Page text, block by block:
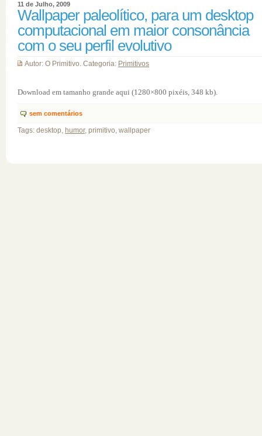
11 de Julho, 2009
Wallpaper paleolítico, para um desktop
computacional em maior consonância
com o seu perfil evolutivo
Autor: O Primitivo. Categoria: Primitivos
Download em tamanho grande aqui (1280×800 pixéis, 348 kb).
sem comentários
Tags: desktop, humor, primitivo, wallpaper